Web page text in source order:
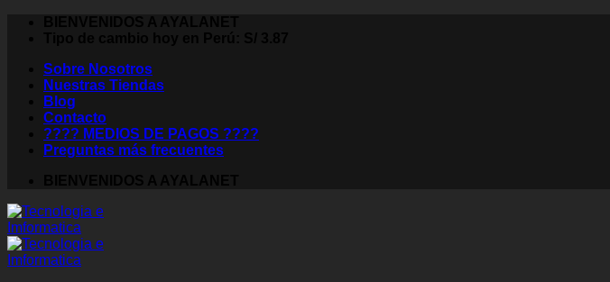
Sobre Nosotros
Nuestras Tiendas
Blog
Contacto
???? MEDIOS DE PAGOS ????
Preguntas más frecuentes